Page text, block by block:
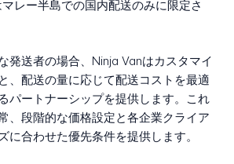
レー半島での国内配送のみに限定さ
発送者の場合、Ninja Vanはカスタマイ
、配送の量に応じて配送コストを最適
パートナーシップを提供します。これ
、段階的な価格設定と各企業クライア
に合わせた優先条件を提供します。